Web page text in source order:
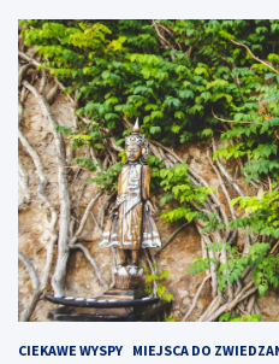
e
n
a
P
ó
ł
w
y
s
p
i
e
H
e
s
CIEKAWE WYSPY MIEJSCA DO